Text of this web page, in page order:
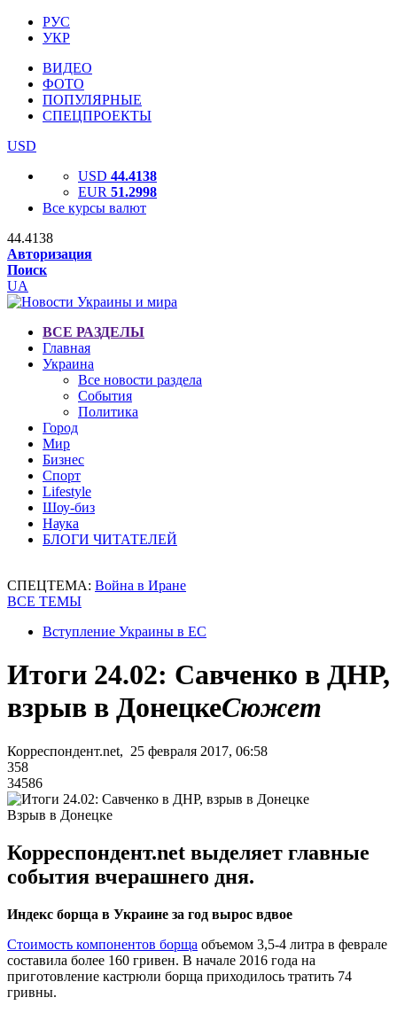
РУС
УКР
ВИДЕО
ФОТО
ПОПУЛЯРНЫЕ
СПЕЦПРОЕКТЫ
USD
USD 44.4138
EUR 51.2998
Все курсы валют
44.4138
Авторизация
Поиск
UA
ВСЕ РАЗДЕЛЫ
Главная
Украина
Все новости раздела
События
Политика
Город
Мир
Бизнес
Спорт
Lifestyle
Шоу-биз
Наука
БЛОГИ ЧИТАТЕЛЕЙ
СПЕЦТЕМА: Война в Иране
ВСЕ ТЕМЫ
Вступление Украины в ЕС
Итоги 24.02: Савченко в ДНР,
взрыв в ДонецкеСюжет
Корреспондент.net, 25 февраля 2017, 06:58
358
34586
Взрыв в Донецке
Корреспондент.net выделяет главные
события вчерашнего дня.
Индекс борща в Украине за год вырос вдвое
Стоимость компонентов борща объемом 3,5-4 литра в феврале
составила более 160 гривен. В начале 2016 года на
приготовление кастрюли борща приходилось тратить 74
гривны.